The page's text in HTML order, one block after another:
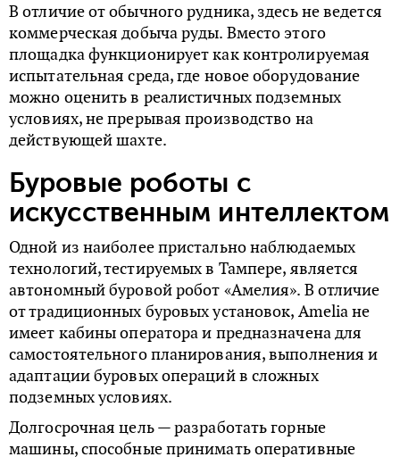
В отличие от обычного рудника, здесь не ведется
коммерческая добыча руды. Вместо этого
площадка функционирует как контролируемая
испытательная среда, где новое оборудование
можно оценить в реалистичных подземных
условиях, не прерывая производство на
действующей шахте.
Буровые роботы с
искусственным интеллектом
Одной из наиболее пристально наблюдаемых
технологий, тестируемых в Тампере, является
автономный буровой робот «Амелия». В отличие
от традиционных буровых установок, Amelia не
имеет кабины оператора и предназначена для
самостоятельного планирования, выполнения и
адаптации буровых операций в сложных
подземных условиях.
Долгосрочная цель — разработать горные
машины, способные принимать оперативные